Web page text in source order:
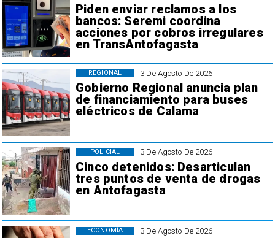
Piden enviar reclamos a los
bancos: Seremi coordina
acciones por cobros irregulares
en TransAntofagasta
3 De Agosto De 2026
Gobierno Regional anuncia plan
de financiamiento para buses
eléctricos de Calama
REGIONAL
3 De Agosto De 2026
Cinco detenidos: Desarticulan
tres puntos de venta de drogas
en Antofagasta
POLICIAL
3 De Agosto De 2026
ECONOMÍA